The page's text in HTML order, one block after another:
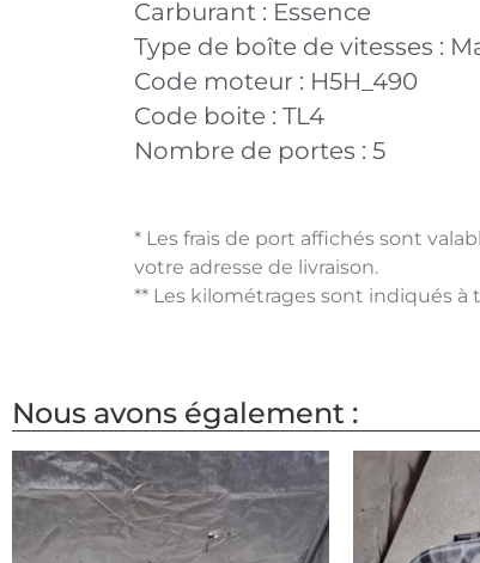
Carburant : Essence
Type de boîte de vitesses :
Code moteur : H5H_490
Code boite : TL4
Nombre de portes : 5
* Les frais de port affichés sont
votre adresse de livraison.
** Les kilométrages sont indiqués
Nous avons également :